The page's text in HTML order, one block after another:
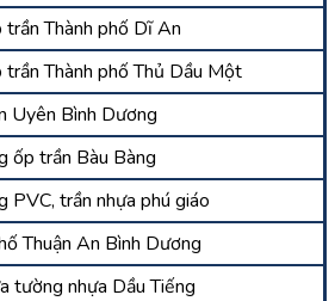
Thành phố Dĩ An
Thành phố Thủ Dầu Một
Uyên Bình Dương
ốp trần Bàu Bàng
PVC, trần nhựa phú giáo
Thuận An Bình Dương
tường nhựa Dầu Tiếng